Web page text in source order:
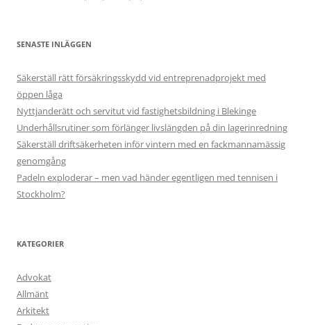
SENASTE INLÄGGEN
Säkerställ rätt försäkringsskydd vid entreprenadprojekt med
öppen låga
Nyttjanderätt och servitut vid fastighetsbildning i Blekinge
Underhållsrutiner som förlänger livslängden på din lagerinredning
Säkerställ driftsäkerheten inför vintern med en fackmannamässig
genomgång
Padeln exploderar – men vad händer egentligen med tennisen i
Stockholm?
KATEGORIER
Advokat
Allmänt
Arkitekt